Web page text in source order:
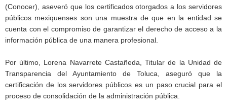
(Conocer), aseveró que los certificados otorgados a los servidores
públicos mexiquenses son una muestra de que en la entidad se
cuenta con el compromiso de garantizar el derecho de acceso a la
información pública de una manera profesional.
Por último, Lorena Navarrete Castañeda, Titular de la Unidad de
Transparencia del Ayuntamiento de Toluca, aseguró que la
certificación de los servidores públicos es un paso crucial para el
proceso de consolidación de la administración pública.